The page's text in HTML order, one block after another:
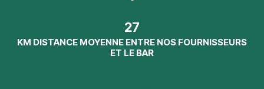
27
KM DISTANCE MOYENNE ENTRE NOS FOURNISSEURS
ET LE BAR